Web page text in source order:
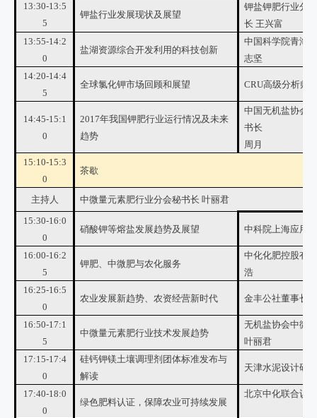
13:30-13:5
5
钾盐行业发展现状及展望
钾盐钾肥行业分
长 王兴富
13:55-14:2
0
盐湖资源综合开发利用的科技创新
中国科学院青海
志坚
14:20-14:4
5
全球氯化钾市场回顾和展望 CRU高级分析师
14:45-15:1
0
2017年我国钾肥行业运行情况及未来
趋势
中国无机盐协会
书长
周月
15:10-15:3
0
茶歇
主持人
中微量元素肥行业分会秘书长 叶丽君
15:30-16:0
0
硝酸钾等熔盐发展趋势及展望 中科院上海应用
16:00-16:2
5
钾肥、中微肥与农化服务
中化化肥控股有
浩
16:25-16:5
0
农业发展新趋势、农资经营新时代 金丰公社董事长
16:50-17:1
5
中微量元素肥行业技术发展趋势
无机盐协会中微
叶丽君
17:15-17:4
0
硅钙钾镁土壤调理剂团体标准发布与
解读
天津水泥设计研
17:40-18:0
0
绿色肥料认证，保障农业可持续发展
北京中化联合认